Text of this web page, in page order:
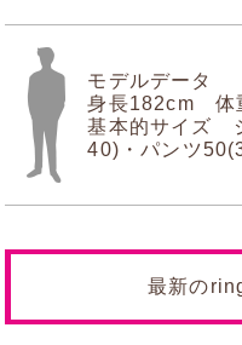
モデルデータ
身長182cm 体
基本的サイズ
40)・パンツ
最新の